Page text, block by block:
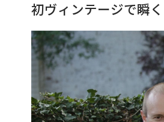
初ヴィンテージで瞬